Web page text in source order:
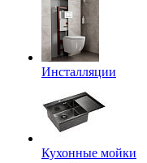
Инсталляции
Кухонные мойки